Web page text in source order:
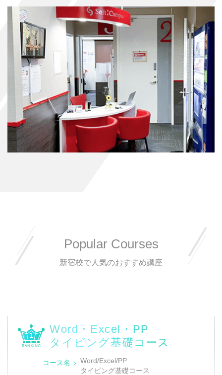
Popular Courses
新宿校で人気のおすすめ講座
1
Word・Excel・PP
タイピング基礎コース
コース名
Word/Excel/PP
タイピング基礎コース